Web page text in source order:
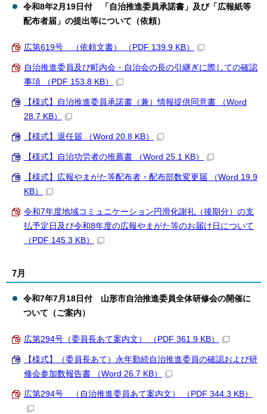
令和8年2月19日付 「自治推進委員承諾書」及び「広報紙等
配布者届」の提出等について（依頼）
広第619号 （依頼文書） （PDF 139.9 KB）
自治推進委員及び町内会・自治会の長の引継ぎに際しての確認
事項 （PDF 153.8 KB）
【様式】自治推進委員承諾書（兼）情報提供同意書 （Word
28.7 KB）
【様式】退任届 （Word 20.8 KB）
【様式】自治功労者の推薦書 （Word 25.1 KB）
【様式】広報やまがた等配布者・配布部数変更届 （Word 19.9
KB）
令和7年度地域コミュニケーション円滑化謝礼（後期分）の支
払予定日及び令和8年度の広報やまがた等のお届け日について
（PDF 145.3 KB）
7月
令和7年7月18日付 山形市自治推進委員全体研修会の開催に
ついて（ご案内）
広第294号（委員長あて案内文） （PDF 361.9 KB）
【様式】（委員長あて）永年勤続自治推進委員の確認および研
修会参加数報告書 （Word 26.7 KB）
広第294号 （自治推進委員あて案内文） （PDF 344.3 KB）